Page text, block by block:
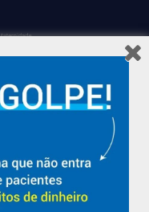
cuidando da saúde
com a vida em